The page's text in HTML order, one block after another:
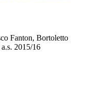
Fanton, Bortoletto
2015/16